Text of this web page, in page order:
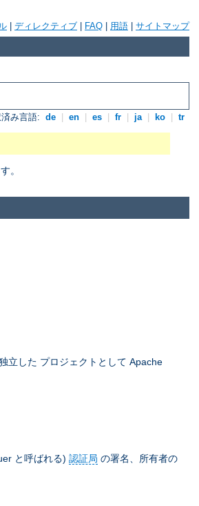
ディレクティブ FAQ 用語 サイトマップ
み言語: de en es fr ja ko tr
。
立した プロジェクトとして Apache
と呼ばれる) 認証局 の署名、所有者の